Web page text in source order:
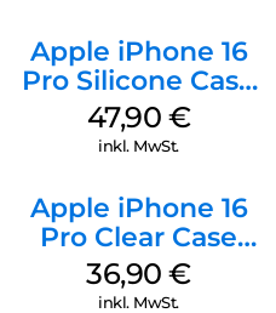
Apple iPhone 16
Pro Silicone Case
MagSafe Denim
47,90 €
inkl. MwSt.
Apple iPhone 16
Pro Clear Case
MagSafe
Transparent
36,90€
inkl. MwSt.